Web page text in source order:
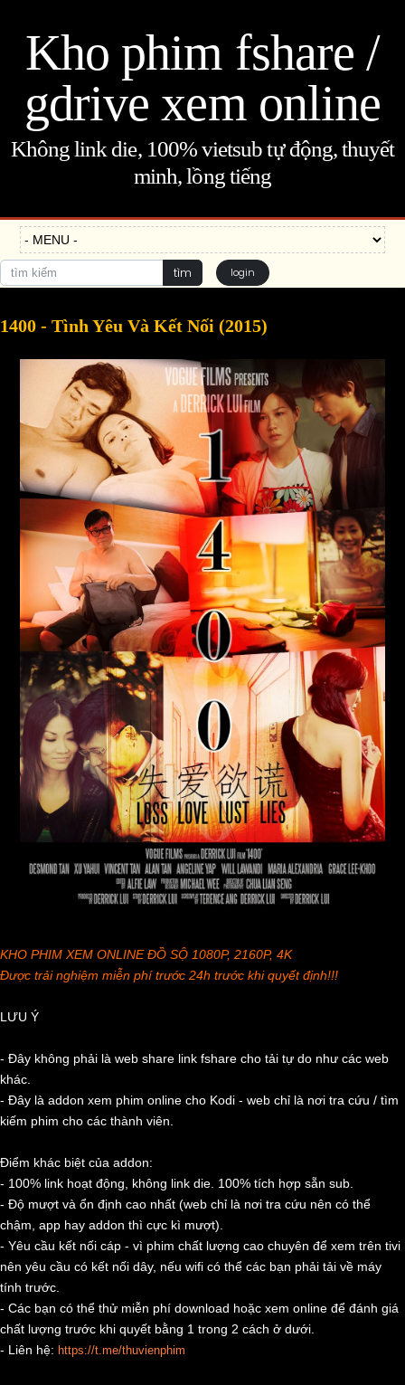
Kho phim fshare /
gdrive xem online
Không link die, 100% vietsub tự động, thuyết
minh, lồng tiếng
tìm login
1400 - Tình Yêu Và Kết Nối (2015)
KHO PHIM XEM ONLINE ĐỒ SỘ 1080P, 2160P, 4K
Được trải nghiệm miễn phí trước 24h trước khi quyết định!!!
LƯU Ý
- Đây không phải là web share link fshare cho tải tự do như các web
khác.
- Đây là addon xem phim online cho Kodi - web chỉ là nơi tra cứu / tìm
kiếm phim cho các thành viên.
Điểm khác biệt của addon:
- 100% link hoạt động, không link die. 100% tích hợp sẵn sub.
- Độ mượt và ổn định cao nhất (web chỉ là nơi tra cứu nên có thể
chậm, app hay addon thì cực kì mượt).
- Yêu cầu kết nối cáp - vì phim chất lượng cao chuyên để xem trên tivi
nên yêu cầu có kết nối dây, nếu wifi có thể các bạn phải tải về máy
tính trước.
- Các bạn có thể thử miễn phí download hoặc xem online để đánh giá
chất lượng trước khi quyết bằng 1 trong 2 cách ở dưới.
- Liên hệ: https://t.me/thuvienphim